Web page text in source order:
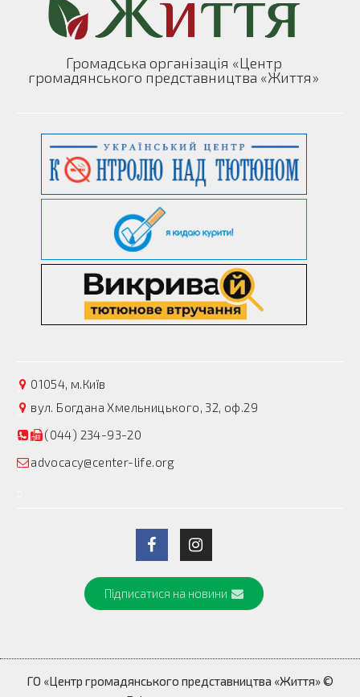
Громадська організація «Центр
громадянського представництва «Життя»
01054, м.Київ
вул. Богдана Хмельницького, 32, оф.29
(044) 234-93-20
advocacy@center-life.org
Підписатися на новини
ГО «Центр громадянського представництва «Життя» ©